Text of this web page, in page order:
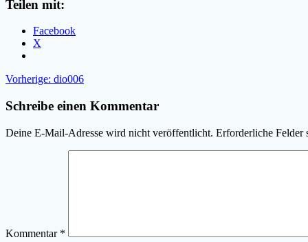
Teilen mit:
Facebook
X
Beitragsnavigation
Vorherige: Vorheriger
dio006
Schreibe einen Kommentar
Deine E-Mail-Adresse wird nicht veröffentlicht. Erforderliche Felder
Kommentar *